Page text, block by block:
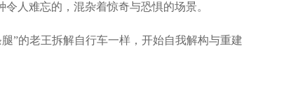
人难忘的，混杂着惊奇与恐惧的场景。
”的老王拆解自行车一样，开始自我解构与重建